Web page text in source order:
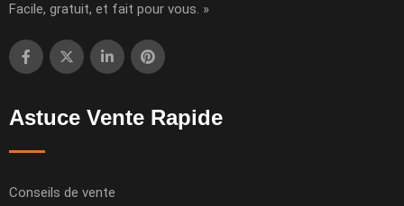
Facile, gratuit, et fait pour vous. »
Astuce Vente Rapide
Conseils de vente